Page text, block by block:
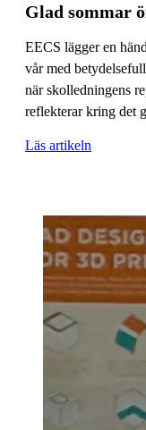
Glad sommar
EECS lägger en
vår med
när skolledningens
reflekterar kring det
Läs artikeln